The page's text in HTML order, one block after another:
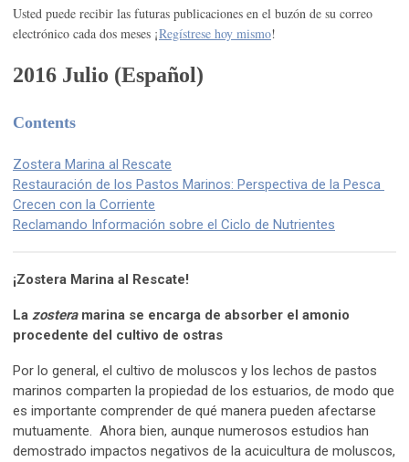
Usted puede recibir las futuras publicaciones en el buzón de su correo
electrónico cada dos meses ¡Regístrese hoy mismo!
2016 Julio (Español)
Contents
Zostera Marina al Rescate
Restauración de los Pastos Marinos: Perspectiva de la Pesca
Crecen con la Corriente
Reclamando Información sobre el Ciclo de Nutrientes
¡Zostera Marina al Rescate!
La zosteramarina se encarga de absorber el amonio
procedente del cultivo de ostras
Por lo general, el cultivo de moluscos y los lechos de pastos
marinos comparten la propiedad de los estuarios, de modo que
es importante comprender de qué manera pueden afectarse
mutuamente. Ahora bien, aunque numerosos estudios han
demostrado impactos negativos de la acuicultura de moluscos,